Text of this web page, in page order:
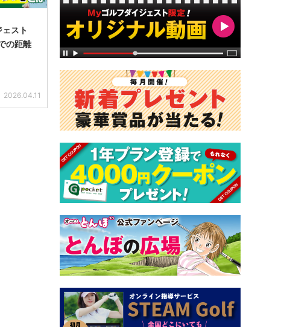
ェスト
の距離
2026.04.11